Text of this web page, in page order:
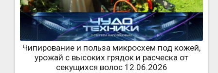
Чипирование и польза микросхем под кожей,
урожай с высоких грядок и расческа от
секущихся волос 12.06.2026